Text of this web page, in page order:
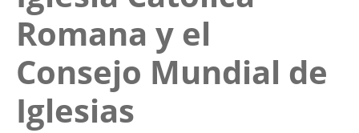
Romana y el
Consejo Mundial de
Iglesias